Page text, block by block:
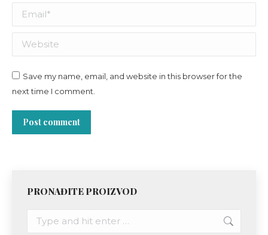
Email *
Website
Save my name, email, and website in this browser for the
next time I comment.
Post comment
PRONAĐITE PROIZVOD